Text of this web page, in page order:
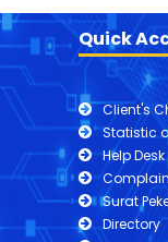
Quick
Client's
Statistic
Help Desk
Surat
Directory